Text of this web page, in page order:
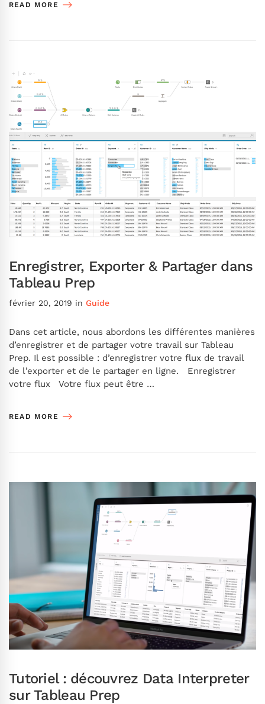
READ MORE
Enregistrer, Exporter & Partager dans
Tableau Prep
février 20, 2019 in Guide
Dans cet article, nous abordons les différentes manières
d’enregistrer et de partager votre travail sur Tableau
Prep. Il est possible : d’enregistrer votre flux de travail
de l’exporter et de le partager en ligne. Enregistrer
votre flux Votre flux peut être …
READ MORE
Tutoriel : découvrez Data Interpreter
sur Tableau Prep